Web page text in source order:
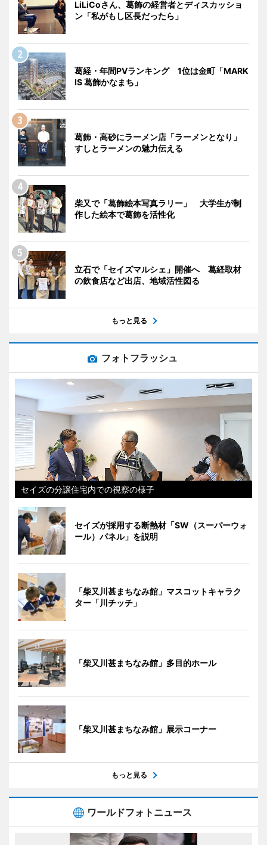
LiLiCoさん、葛飾の経営者とディスカッショ
ン「私がもし区長だったら」
葛経・年間PVランキング 1位は金町「MARK
IS 葛飾かなまち」
葛飾・高砂にラーメン店「ラーメンとなり」
すしとラーメンの魅力伝える
柴又で「葛飾絵本写真ラリー」 大学生が制
作した絵本で葛飾を活性化
立石で「セイズマルシェ」開催へ 葛経取材
の飲食店など出店、地域活性図る
もっと見る
フォトフラッシュ
セイズの分譲住宅内での視察の様子
セイズが採用する断熱材「SW（スーパーウォ
ール）パネル」を説明
「柴又川甚まちなみ館」マスコットキャラク
ター「川チッチ」
「柴又川甚まちなみ館」多目的ホール
「柴又川甚まちなみ館」展示コーナー
もっと見る
ワールドフォトニュース